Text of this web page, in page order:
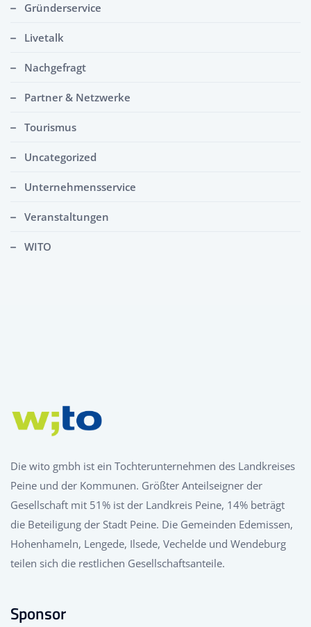
Gründerservice
Livetalk
Nachgefragt
Partner & Netzwerke
Tourismus
Uncategorized
Unternehmensservice
Veranstaltungen
WITO
Die wito gmbh ist ein Tochterunternehmen des Landkreises
Peine und der Kommunen. Größter Anteilseigner der
Gesellschaft mit 51% ist der Landkreis Peine, 14% beträgt
die Beteiligung der Stadt Peine. Die Gemeinden Edemissen,
Hohenhameln, Lengede, Ilsede, Vechelde und Wendeburg
teilen sich die restlichen Gesellschaftsanteile.
Sponsor